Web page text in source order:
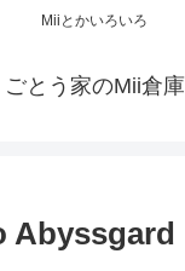
Miiとかいろいろ
ごとう家のMii倉庫
Abyssgard